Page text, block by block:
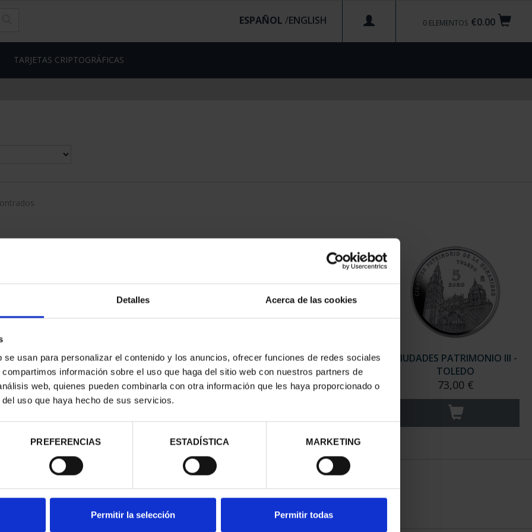
Detalles Acerca de las cookies
usan para personalizar el contenido y los anuncios, ofrecer funciones de redes sociales
información sobre el uso que haga del sitio web con nuestros partners de
web, quienes pueden combinarla con otra información que les haya proporcionado o
uso que haya hecho de sus servicios.
PREFERENCIAS ESTADÍSTICA MARKETING
Permitir la selección Permitir todas
€0.00
0 ELEMENTOS
ESPAÑOL /
TARJETAS CRIPTOGRÁFICAS
III -
€
CIUDADES PATRIMONIO III -
SEGOVIA
73,00 €
CIUDADES PATRIMONIO III -
SANTIAGO DE CO...
73,00 €
CIUDADES PATRIMONIO III -
TOLEDO
73,00 €